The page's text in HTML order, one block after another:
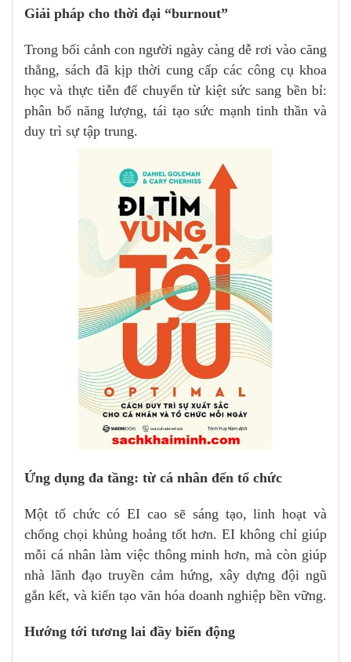
Giải pháp cho thời đại “burnout”
Trong bối cảnh con người ngày càng dễ rơi vào căng
thẳng, sách đã kịp thời cung cấp các công cụ khoa
học và thực tiễn để chuyển từ kiệt sức sang bền bỉ:
phân bổ năng lượng, tái tạo sức mạnh tinh thần và
duy trì sự tập trung.
Ứng dụng đa tầng: từ cá nhân đến tổ chức
Một tổ chức có EI cao sẽ sáng tạo, linh hoạt và
chống chọi khủng hoảng tốt hơn. EI không chỉ giúp
mỗi cá nhân làm việc thông minh hơn, mà còn giúp
nhà lãnh đạo truyền cảm hứng, xây dựng đội ngũ
gắn kết, và kiến tạo văn hóa doanh nghiệp bền vững.
Hướng tới tương lai đầy biến động